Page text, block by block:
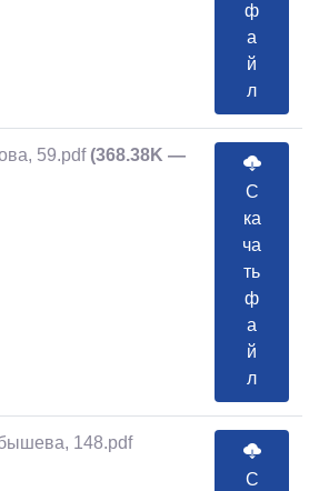
ф
а
й
л
59.pdf (368.38K —
С
ка
ча
ть
ф
а
й
л
148.pdf
С